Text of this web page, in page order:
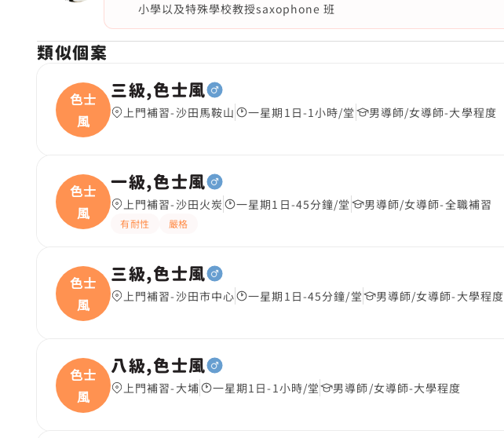
小學以及特殊學校教授saxophone 班
類似個案
色士
風
三級,色士風
上門補習-沙田馬鞍山 一星期1日-1小時/堂 男導師/女導師-大學程度
色士
風
一級,色士風
上門補習-沙田火炭 一星期1日-45分鐘/堂 男導師/女導師-全職補習
有耐性 嚴格
色士
風
三級,色士風
上門補習-沙田市中心 一星期1日-45分鐘/堂 男導師/女導師-大學程度
色士
風
八級,色士風
上門補習-大埔 一星期1日-1小時/堂 男導師/女導師-大學程度